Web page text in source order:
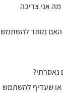
אני צריכה
האם מותר להשתמש
נאסרתי?
או שעדיף להשתמש